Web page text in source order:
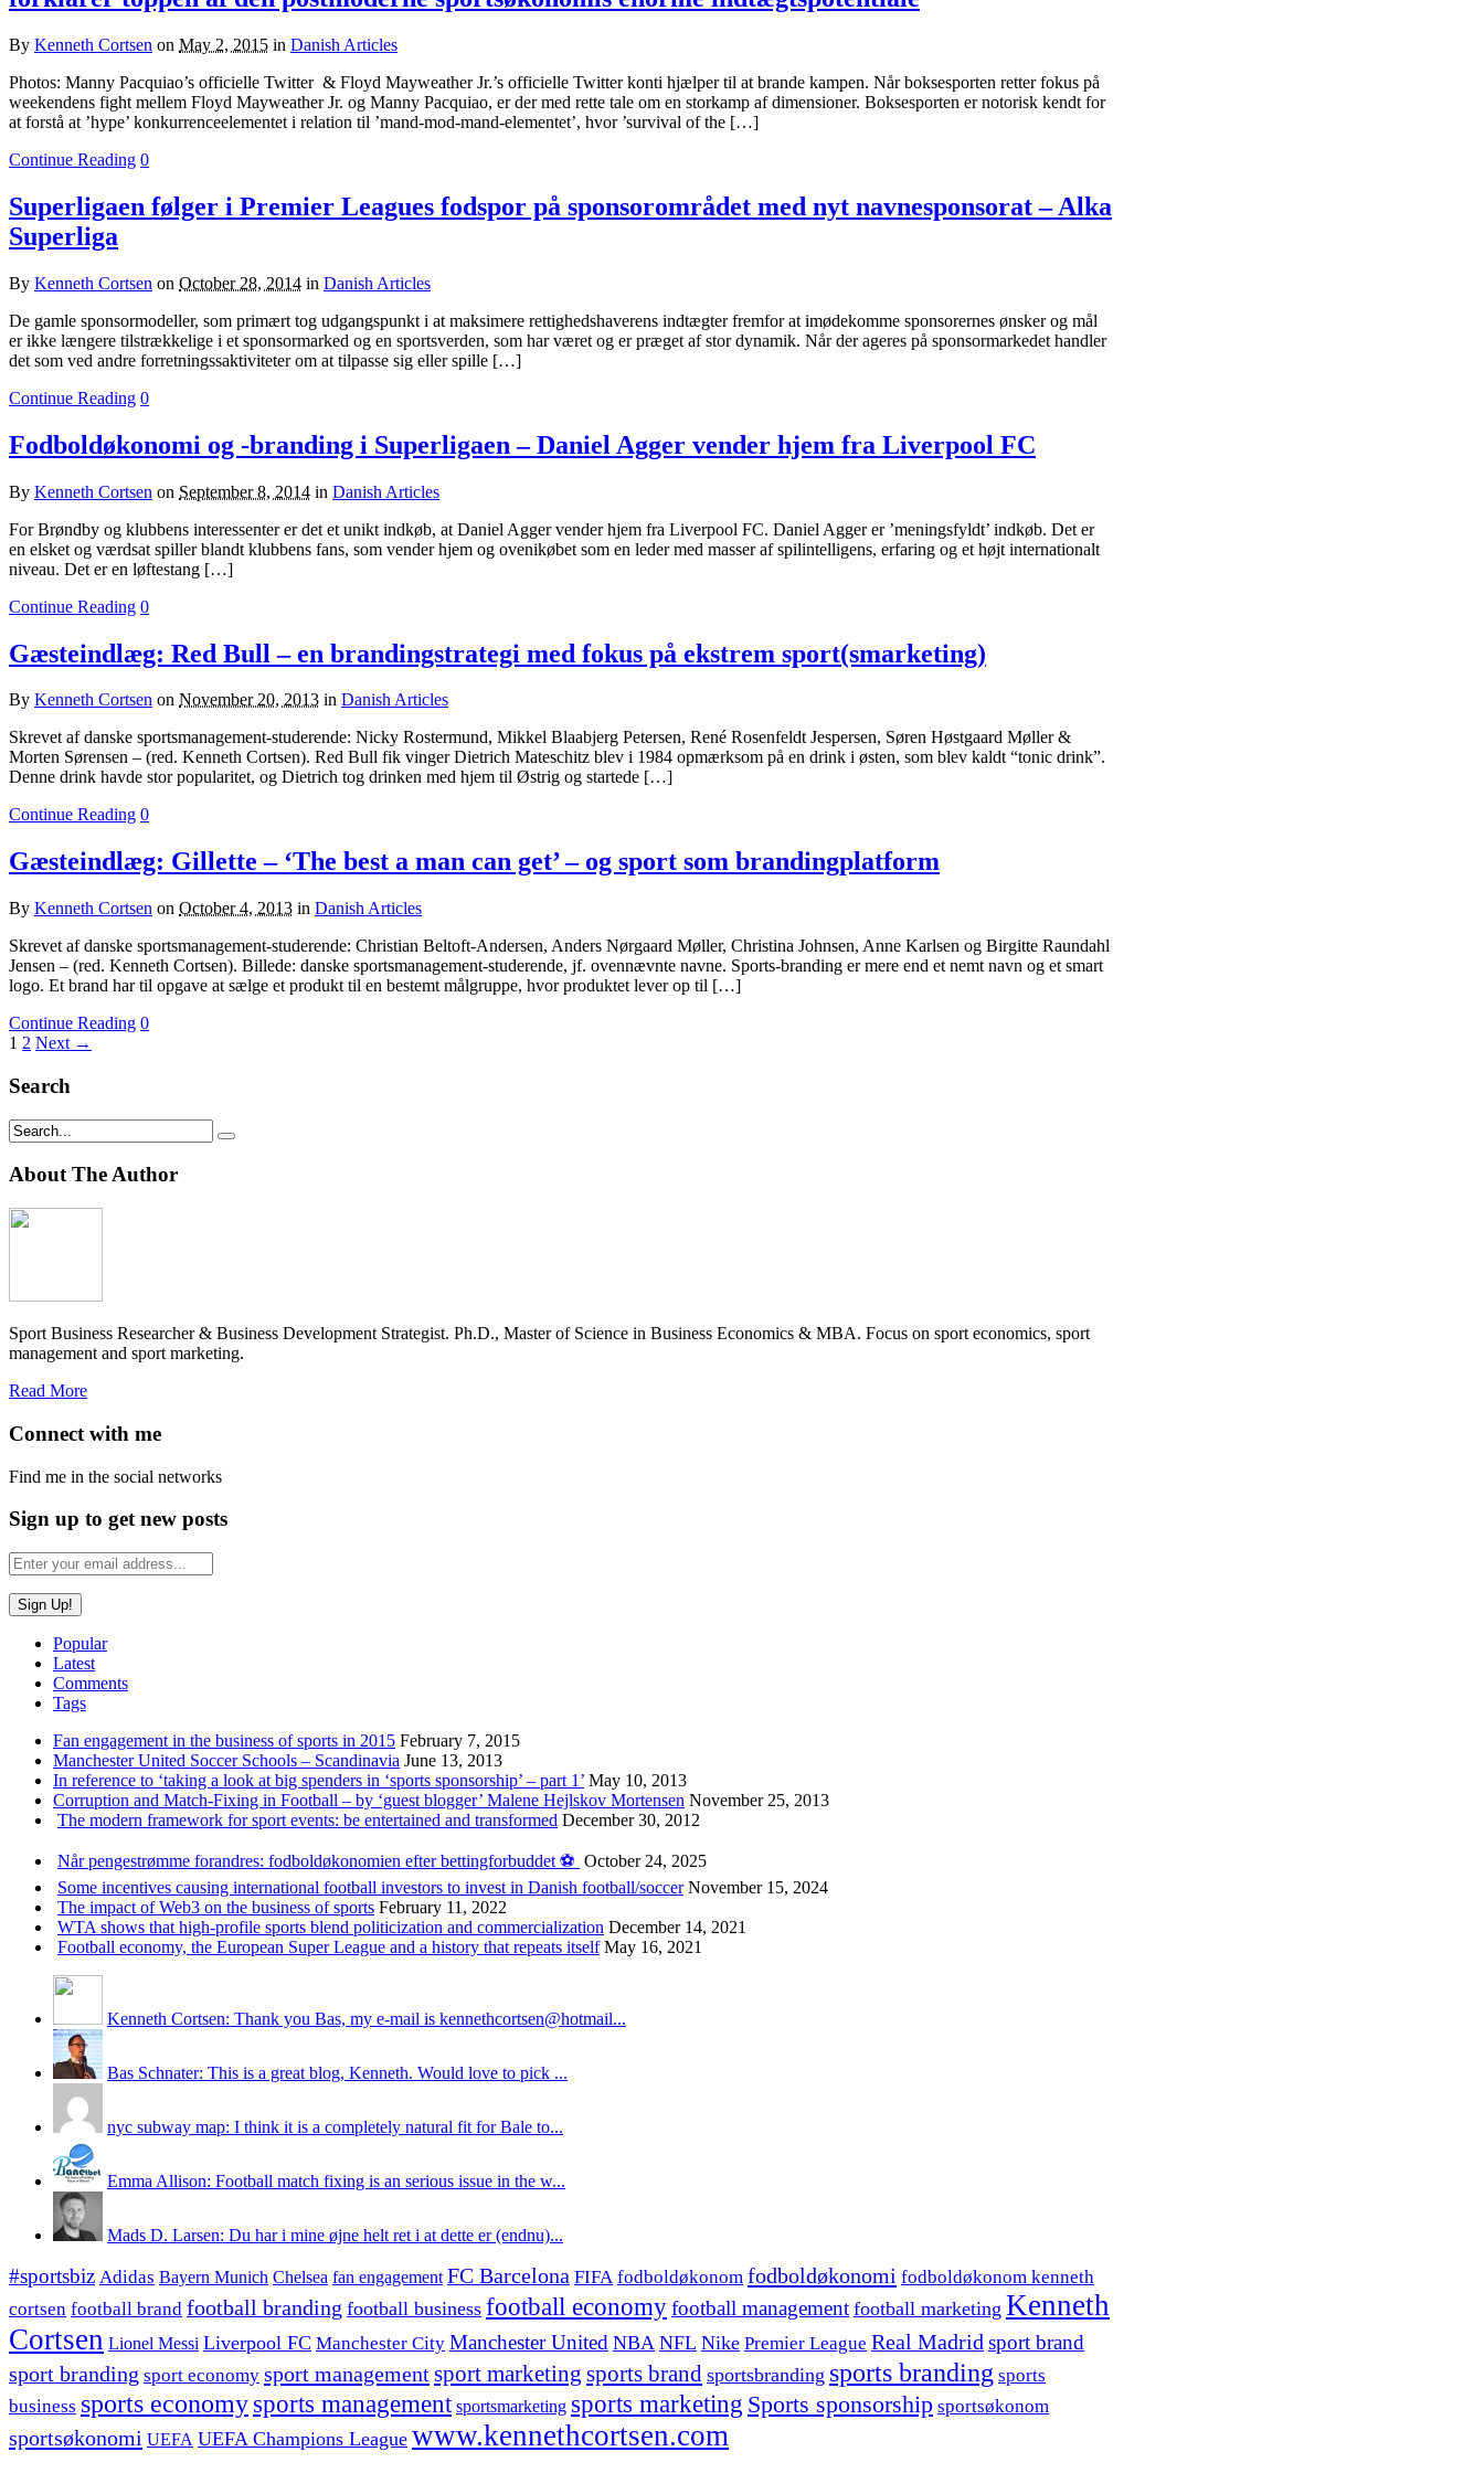
By Kenneth Cortsen on May 2, 2015 in Danish Articles
Photos: Manny Pacquiao’s officielle Twitter & Floyd Mayweather Jr.’s officielle Twitter konti hjælper til at brande kampen. Når boksesporten retter fokus på
weekendens fight mellem Floyd Mayweather Jr. og Manny Pacquiao, er der med rette tale om en storkamp af dimensioner. Boksesporten er notorisk kendt for
at forstå at ’hype’ konkurrenceelementet i relation til ’mand-mod-mand-elementet’, hvor ’survival of the […]
Continue Reading 0
Superligaen følger i Premier Leagues fodspor på sponsorområdet med nyt navnesponsorat – Alka
Superliga
By Kenneth Cortsen on October 28, 2014 in Danish Articles
De gamle sponsormodeller, som primært tog udgangspunkt i at maksimere rettighedshaverens indtægter fremfor at imødekomme sponsorernes ønsker og mål
er ikke længere tilstrækkelige i et sponsormarked og en sportsverden, som har været og er præget af stor dynamik. Når der ageres på sponsormarkedet handler
det som ved andre forretningssaktiviteter om at tilpasse sig eller spille […]
Continue Reading 0
Fodboldøkonomi og -branding i Superligaen – Daniel Agger vender hjem fra Liverpool FC
By Kenneth Cortsen on September 8, 2014 in Danish Articles
For Brøndby og klubbens interessenter er det et unikt indkøb, at Daniel Agger vender hjem fra Liverpool FC. Daniel Agger er ’meningsfyldt’ indkøb. Det er
en elsket og værdsat spiller blandt klubbens fans, som vender hjem og ovenikøbet som en leder med masser af spilintelligens, erfaring og et højt internationalt
niveau. Det er en løftestang […]
Continue Reading 0
Gæsteindlæg: Red Bull – en brandingstrategi med fokus på ekstrem sport(smarketing)
By Kenneth Cortsen on November 20, 2013 in Danish Articles
Skrevet af danske sportsmanagement-studerende: Nicky Rostermund, Mikkel Blaabjerg Petersen, René Rosenfeldt Jespersen, Søren Høstgaard Møller &
Morten Sørensen – (red. Kenneth Cortsen). Red Bull fik vinger Dietrich Mateschitz blev i 1984 opmærksom på en drink i østen, som blev kaldt “tonic drink”.
Denne drink havde stor popularitet, og Dietrich tog drinken med hjem til Østrig og startede […]
Continue Reading 0
Gæsteindlæg: Gillette – ‘The best a man can get’ – og sport som brandingplatform
By Kenneth Cortsen on October 4, 2013 in Danish Articles
Skrevet af danske sportsmanagement-studerende: Christian Beltoft-Andersen, Anders Nørgaard Møller, Christina Johnsen, Anne Karlsen og Birgitte Raundahl
Jensen – (red. Kenneth Cortsen). Billede: danske sportsmanagement-studerende, jf. ovennævnte navne. Sports-branding er mere end et nemt navn og et smart
logo. Et brand har til opgave at sælge et produkt til en bestemt målgruppe, hvor produktet lever op til […]
Continue Reading 0
1 2 Next →
Search
About The Author
Sport Business Researcher & Business Development Strategist. Ph.D., Master of Science in Business Economics & MBA. Focus on sport economics, sport
management and sport marketing.
Read More
Connect with me
Find me in the social networks
Sign up to get new posts
Popular
Latest
Comments
Tags
Fan engagement in the business of sports in 2015 February 7, 2015
Manchester United Soccer Schools – Scandinavia June 13, 2013
In reference to ‘taking a look at big spenders in ‘sports sponsorship’ – part 1’ May 10, 2013
Corruption and Match-Fixing in Football – by ‘guest blogger’ Malene Hejlskov Mortensen November 25, 2013
The modern framework for sport events: be entertained and transformed December 30, 2012
Når pengestrømme forandres: fodboldøkonomien efter bettingforbuddet ⚽️ October 24, 2025
Some incentives causing international football investors to invest in Danish football/soccer November 15, 2024
The impact of Web3 on the business of sports February 11, 2022
WTA shows that high-profile sports blend politicization and commercialization December 14, 2021
Football economy, the European Super League and a history that repeats itself May 16, 2021
Kenneth Cortsen: Thank you Bas, my e-mail is kennethcortsen@hotmail...
Bas Schnater: This is a great blog, Kenneth. Would love to pick ...
nyc subway map: I think it is a completely natural fit for Bale to...
Emma Allison: Football match fixing is an serious issue in the w...
Mads D. Larsen: Du har i mine øjne helt ret i at dette er (endnu)...
#sportsbiz Adidas Bayern Munich Chelsea fan engagement FC Barcelona FIFA fodboldøkonom fodboldøkonomi fodboldøkonom kenneth
cortsen football brand football branding football business football economyfootball management football marketing Kenneth
Cortsen Lionel Messi Liverpool FC Manchester City Manchester United NBA NFL Nike Premier League Real Madrid sport brand
sport branding sport economy sport managementsport marketing sports brand sportsbranding sports branding sports
business sports economy sports management sportsmarketing sports marketing Sports sponsorship sportsøkonom
sportsøkonomi UEFA UEFA Champions League www.kennethcortsen.com